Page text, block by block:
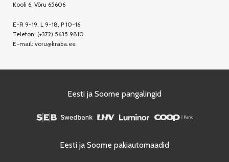
Kooli 6, Võru 65606
E-R 9-19, L 9-18, P 10-16
Telefon: (+372) 5635 9810
E-mail: voru@kraba.ee
Eesti ja Soome pangalingid
Eesti ja Soome pakiautomaadid